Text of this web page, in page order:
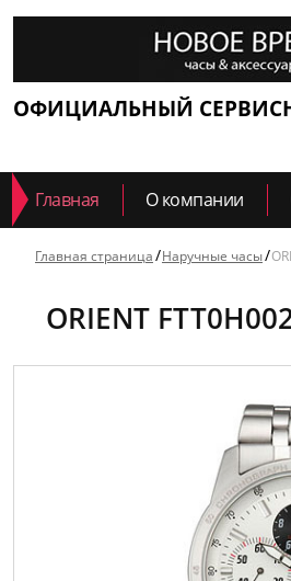
ОФИЦИАЛЬНЫЙ
Главная О компании
Главная страница Наручные часы
ORIENT